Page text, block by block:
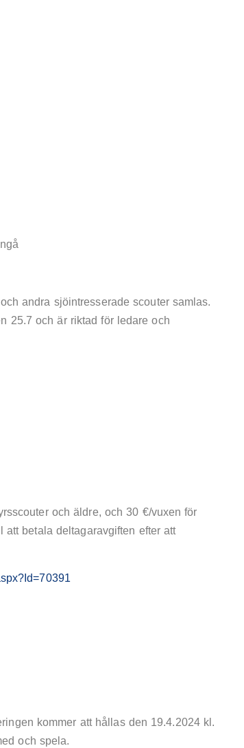
andra sjöintresserade scouter samlas.
25.7 och är riktad för ledare och
och äldre, och 30 €/vuxen för
betala deltagaravgiften efter att
kommer att hållas den 19.4.2024 kl.
och spela.